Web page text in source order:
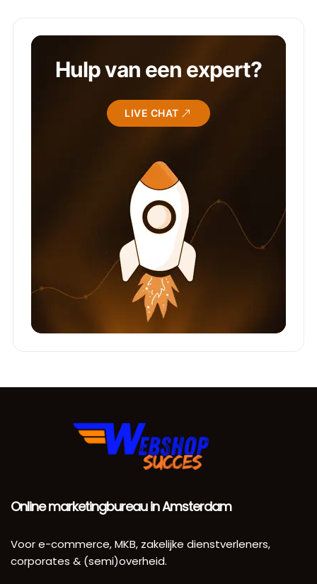
Hulp van een expert?
LIVE CHAT
Online marketingbureau in Amsterdam
Voor e-commerce, MKB, zakelijke dienstverleners,
corporates & (semi)overheid.